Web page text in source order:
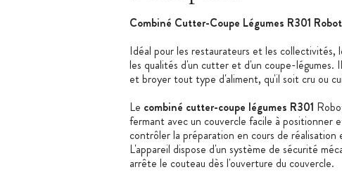
Combiné Cutter-Coupe Légumes R301
Idéal pour les restaurateurs et les collectivités,
les qualités d'un cutter et d'un coupe-
et broyer tout type d'aliment, qu'il soit cru ou
Le combiné cutter-coupe légumes R301
fermant avec un couvercle facile à
contrôler la préparation en cours de
L'appareil dispose d'un système de sécurité
arrête le couteau dès l'ouverture du couvercle.